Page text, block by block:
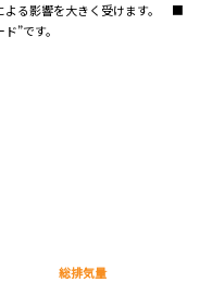
よる影響を大きく受けます。 ■
”です。
総排気量